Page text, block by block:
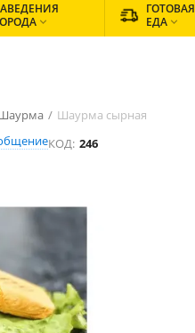

ГОТОВАЯ
ЕДА 
/ Шаурма сырная
КОД: 246